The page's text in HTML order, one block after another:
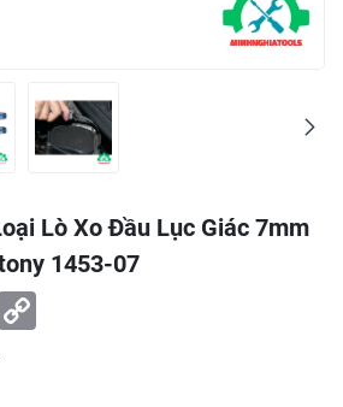
Lò Xo Đầu Lục Giác 7mm
1453-07